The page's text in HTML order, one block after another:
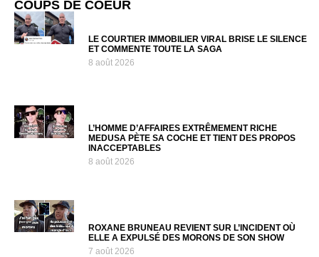
COUPS DE COEUR
LE COURTIER IMMOBILIER VIRAL BRISE LE SILENCE
ET COMMENTE TOUTE LA SAGA
8 août 2026
L’HOMME D’AFFAIRES EXTRÊMEMENT RICHE
MEDUSA PÈTE SA COCHE ET TIENT DES PROPOS
INACCEPTABLES
8 août 2026
ROXANE BRUNEAU REVIENT SUR L’INCIDENT OÙ
ELLE A EXPULSÉ DES MORONS DE SON SHOW
7 août 2026